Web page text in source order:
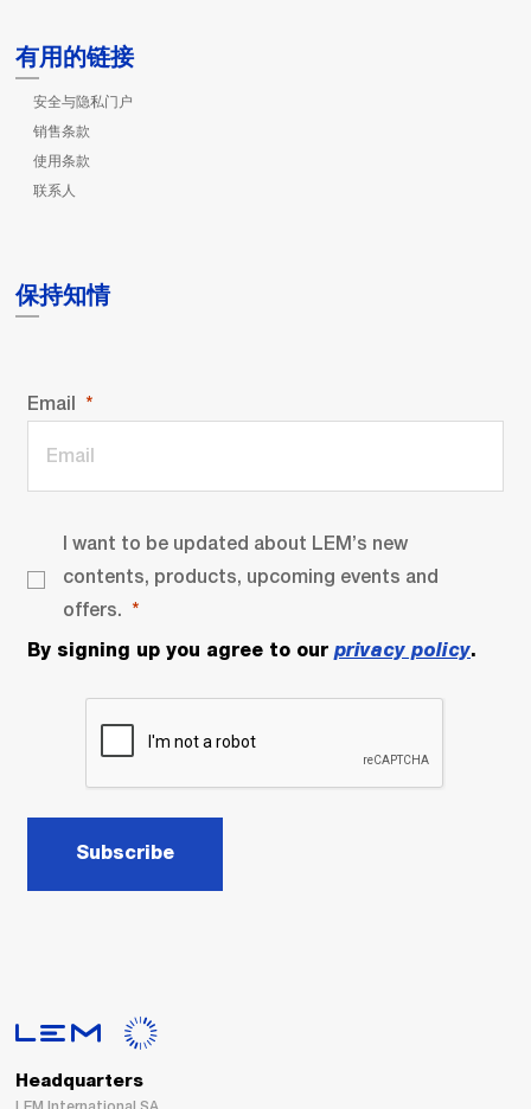
有用的链接
安全与隐私门户
销售条款
使用条款
联系人
保持知情
Email
I want to be updated about LEM’s new
contents, products, upcoming events and
offers.
By signing up you agree to our privacy policy.
Subscribe
Headquarters